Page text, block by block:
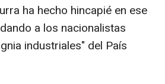
ha hecho hincapié en ese
a los nacionalistas
industriales" del País